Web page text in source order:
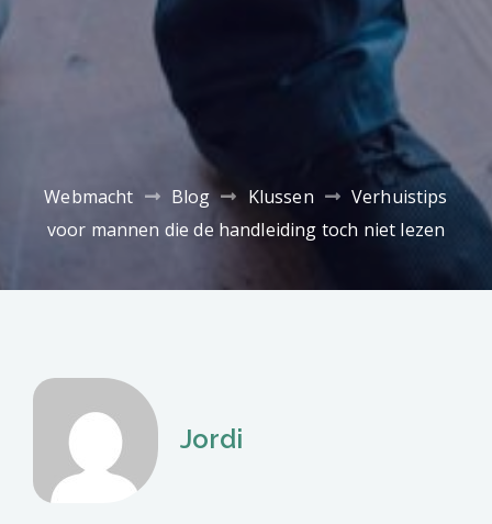
Webmacht Blog Klussen
Verhuistips
voor mannen die de handleiding toch niet lezen
Jordi